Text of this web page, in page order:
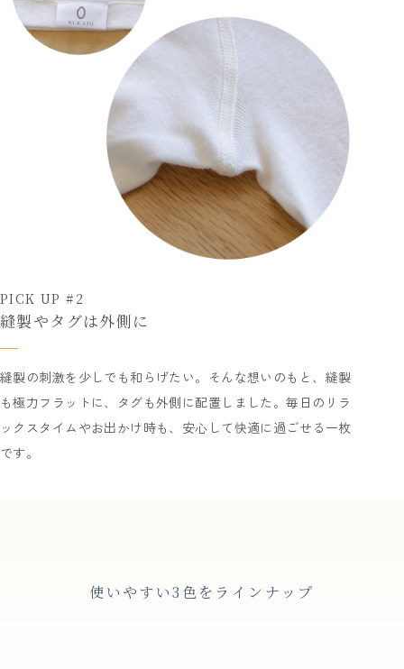
PICK UP #2
縫製やタグは外側に
縫製の刺激を少しでも和らげたい。そんな想いのもと、縫製
も極力フラットに、タグも外側に配置しました。毎日のリラ
ックスタイムやお出かけ時も、安心して快適に過ごせる一枚
です。
使いやすい3色をラインナップ